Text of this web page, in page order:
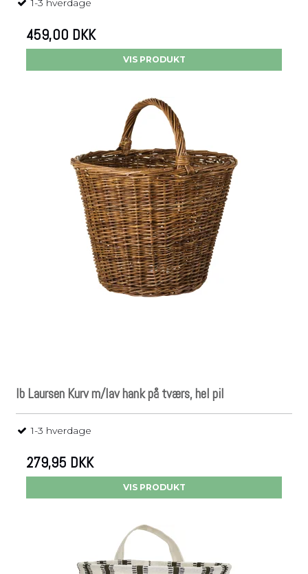
1-3 hverdage
459,00 DKK
VIS PRODUKT
Ib Laursen Kurv m/lav hank på tværs, hel pil
1-3 hverdage
279,95 DKK
VIS PRODUKT